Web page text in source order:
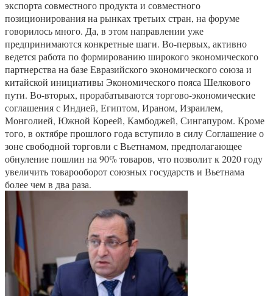
экспорта совместного продукта и совместного
позиционирования на рынках третьих стран, на форуме
говорилось много. Да, в этом направлении уже
предпринимаются конкретные шаги. Во-первых, активно
ведется работа по формированию широкого экономического
партнерства на базе Евразийского экономического союза и
китайской инициативы Экономического пояса Шелкового
пути. Во-вторых, прорабатываются торгово-экономические
соглашения с Индией, Египтом, Ираном, Израилем,
Монголией, Южной Кореей, Камбоджей, Сингапуром. Кроме
того, в октябре прошлого года вступило в силу Соглашение о
зоне свободной торговли с Вьетнамом, предполагающее
обнуление пошлин на 90% товаров, что позволит к 2020 году
увеличить товарооборот союзных государств и Вьетнама
более чем в два раза.